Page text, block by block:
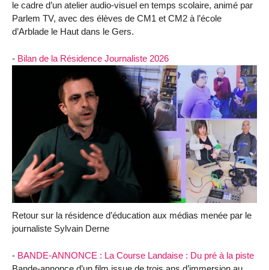
le cadre d’un atelier audio-visuel en temps scolaire, animé par
Parlem TV, avec des élèves de CM1 et CM2 à l’école
d’Arblade le Haut dans le Gers.
- Bilan de la Résidence Journaliste 2026
Retour sur la résidence d’éducation aux médias menée par le
journaliste Sylvain Derne
- BANDE-ANNONCE : La Course Landaise : Du pré à la piste